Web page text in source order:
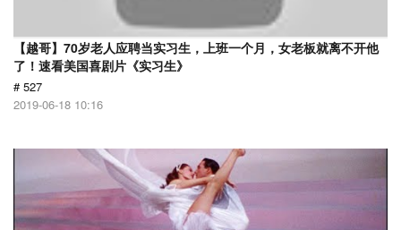
【越哥】70岁老人应聘当实习生，上班一个月，女老板就离不开他
了！速看美国喜剧片《实习生》
# 527
2019-06-18 10:16